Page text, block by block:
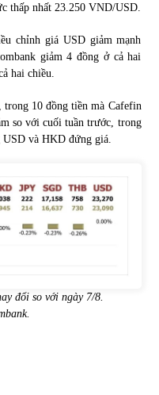
2021: Top 10 cổ phiếu nổi bật
thấp nhất 23.250 VND/USD.
chỉnh giá USD giảm mạnh
giảm 4 đồng ở cả hai
hai chiều.
trong 10 đồng tiền mà Cafefin
so với cuối tuần trước, trong
và HKD đứng giá.
đổi so với ngày 7/8.
.